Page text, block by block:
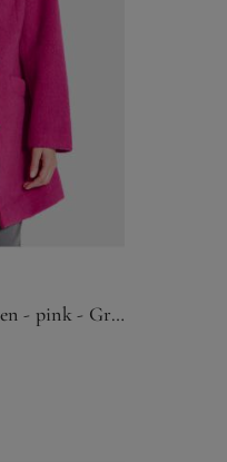
Wollmantel mit Stehkragen - pink - Gr. 19 von Goldner Fashion